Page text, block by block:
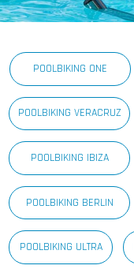
POOLBIKING ONE
POOLBIKING VERACRUZ
POOLBIKING IBIZA
POOLBIKING BERLIN
POOLBIKING ULTRA